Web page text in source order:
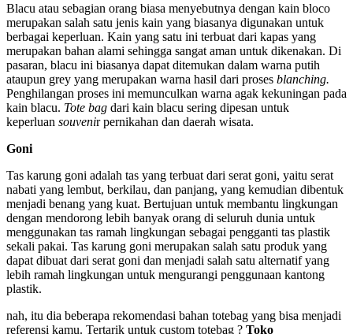
Blacu atau sebagian orang biasa menyebutnya dengan kain bloco
merupakan salah satu jenis kain yang biasanya digunakan untuk
berbagai keperluan. Kain yang satu ini terbuat dari kapas yang
merupakan bahan alami sehingga sangat aman untuk dikenakan. Di
pasaran, blacu ini biasanya dapat ditemukan dalam warna putih
ataupun grey yang merupakan warna hasil dari proses blanching.
Penghilangan proses ini memunculkan warna agak kekuningan pada
kain blacu. Tote bag dari kain blacu sering dipesan untuk
keperluan souvenir pernikahan dan daerah wisata.
Goni
Tas karung goni adalah tas yang terbuat dari serat goni, yaitu serat
nabati yang lembut, berkilau, dan panjang, yang kemudian dibentuk
menjadi benang yang kuat. Bertujuan untuk membantu lingkungan
dengan mendorong lebih banyak orang di seluruh dunia untuk
menggunakan tas ramah lingkungan sebagai pengganti tas plastik
sekali pakai. Tas karung goni merupakan salah satu produk yang
dapat dibuat dari serat goni dan menjadi salah satu alternatif yang
lebih ramah lingkungan untuk mengurangi penggunaan kantong
plastik.
nah, itu dia beberapa rekomendasi bahan totebag yang bisa menjadi
referensi kamu. Tertarik untuk custom totebag ? Toko